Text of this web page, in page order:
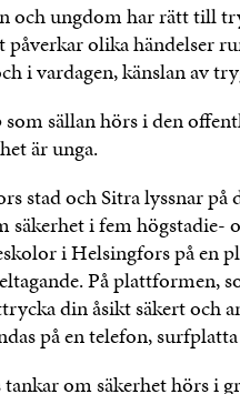
och ungdom har rätt till
påverkar olika händelser
i vardagen, känslan av
sällan hörs i den
är unga.
stad och Sitra lyssnar på
säkerhet i fem högstadie-
i Helsingfors på en
På plattformen,
din åsikt säkert och
på en telefon,
tankar om säkerhet hörs i